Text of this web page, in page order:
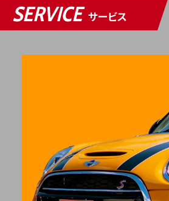
SERVICE サービス